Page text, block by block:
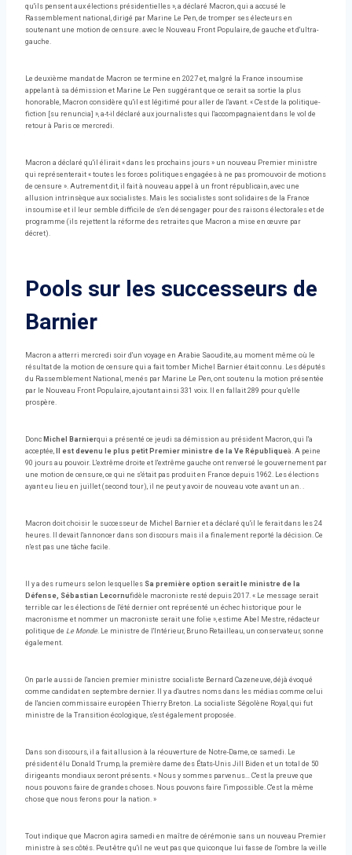
qu'ils pensent aux élections présidentielles », a déclaré Macron, qui a accusé le
Rassemblement national, dirigé par Marine Le Pen, de tromper ses électeurs en
soutenant une motion de censure. avec le Nouveau Front Populaire, de gauche et d'ultra-
gauche.
Le deuxième mandat de Macron se termine en 2027 et, malgré la France insoumise
appelant à sa démission et Marine Le Pen suggérant que ce serait sa sortie la plus
honorable, Macron considère qu'il est légitimé pour aller de l'avant. « C'est de la politique-
fiction [su renuncia] », a-t-il déclaré aux journalistes qui l'accompagnaient dans le vol de
retour à Paris ce mercredi.
Macron a déclaré qu'il élirait « dans les prochains jours » un nouveau Premier ministre
qui représenterait « toutes les forces politiques engagées à ne pas promouvoir de motions
de censure ». Autrement dit, il fait à nouveau appel à un front républicain, avec une
allusion intrinsèque aux socialistes. Mais les socialistes sont solidaires de la France
insoumise et il leur semble difficile de s'en désengager pour des raisons électorales et de
programme (ils rejettent la réforme des retraites que Macron a mise en œuvre par
décret).
Pools sur les successeurs de
Barnier
Macron a atterri mercredi soir d'un voyage en Arabie Saoudite, au moment même où le
résultat de la motion de censure qui a fait tomber Michel Barnier était connu. Les députés
du Rassemblement National, menés par Marine Le Pen, ont soutenu la motion présentée
par le Nouveau Front Populaire, ajoutant ainsi 331 voix. Il en fallait 289 pour qu'elle
prospère.
Donc Michel Barnierqui a présenté ce jeudi sa démission au président Macron, qui l'a
acceptée,
Il est devenu le plus petit Premier ministre de la Ve Républiqueà. A peine
90 jours au pouvoir. L'extrême droite et l'extrême gauche ont renversé le gouvernement par
une motion de censure, ce qui ne s'était pas produit en France depuis 1962. Les élections
ayant eu lieu en juillet (second tour), il ne peut y avoir de nouveau vote avant un an. .
Macron doit choisir le successeur de Michel Barnier et a déclaré qu'il le ferait dans les 24
heures. Il devait l'annoncer dans son discours mais il a finalement reporté la décision. Ce
n'est pas une tâche facile.
Il y a des rumeurs selon lesquelles Sa première option serait le ministre de la
Défense, Sébastian Lecornufidèle macroniste resté depuis 2017. « Le message serait
terrible car les élections de l'été dernier ont représenté un échec historique pour le
macronisme et nommer un macroniste serait une folie », estime Abel Mestre, rédacteur
politique de Le Monde. Le ministre de l'Intérieur, Bruno Retailleau, un conservateur, sonne
également.
On parle aussi de l'ancien premier ministre socialiste Bernard Cazeneuve, déjà évoqué
comme candidat en septembre dernier. Il y a d'autres noms dans les médias comme celui
de l'ancien commissaire européen Thierry Breton. La socialiste Ségolène Royal, qui fut
ministre de la Transition écologique, s'est également proposée.
Dans son discours, il a fait allusion à la réouverture de Notre-Dame, ce samedi. Le
président élu Donald Trump, la première dame des États-Unis Jill Biden et un total de 50
dirigeants mondiaux seront présents. « Nous y sommes parvenus… C'est la preuve que
nous pouvons faire de grandes choses. Nous pouvons faire l'impossible. C'est la même
chose que nous ferons pour la nation. »
Tout indique que Macron agira samedi en maître de cérémonie sans un nouveau Premier
ministre à ses côtés. Peut-être qu'il ne veut pas que quiconque lui fasse de l'ombre la veille